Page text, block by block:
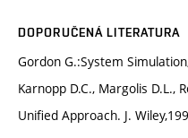
DOPORUČENÁ LITERATURA
Gordon G.:System
Karnopp D.C., Margolis D.L.,
Unified Approach. J.